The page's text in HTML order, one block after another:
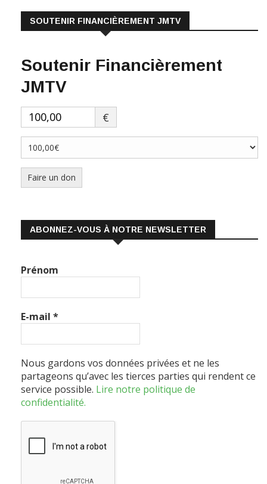
SOUTENIR FINANCIÈREMENT JMTV
Soutenir Financièrement
JMTV
€
Faire un don
ABONNEZ-VOUS À NOTRE NEWSLETTER
Prénom
E-mail *
Nous gardons vos données privées et ne les
partageons qu’avec les tierces parties qui rendent ce
service possible. Lire notre politique de
confidentialité.